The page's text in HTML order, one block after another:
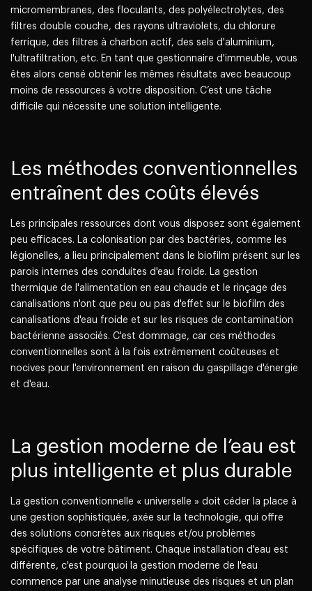
micromembranes, des floculants, des polyélectrolytes, des
filtres double couche, des rayons ultraviolets, du chlorure
ferrique, des filtres à charbon actif, des sels d'aluminium,
l'ultrafiltration, etc. En tant que gestionnaire d'immeuble, vous
êtes alors censé obtenir les mêmes résultats avec beaucoup
moins de ressources à votre disposition. C’est une tâche
difficile qui nécessite une solution intelligente.
Les méthodes conventionnelles
entraînent des coûts élevés
Les principales ressources dont vous disposez sont également
peu efficaces. La colonisation par des bactéries, comme les
légionelles, a lieu principalement dans le biofilm présent sur les
parois internes des conduites d'eau froide. La gestion
thermique de l'alimentation en eau chaude et le rinçage des
canalisations n'ont que peu ou pas d'effet sur le biofilm des
canalisations d'eau froide et sur les risques de contamination
bactérienne associés. C'est dommage, car ces méthodes
conventionnelles sont à la fois extrêmement coûteuses et
nocives pour l'environnement en raison du gaspillage d'énergie
et d'eau.
La gestion moderne de l’eau est
plus intelligente et plus durable
La gestion conventionnelle « universelle » doit céder la place à
une gestion sophistiquée, axée sur la technologie, qui offre
des solutions concrètes aux risques et/ou problèmes
spécifiques de votre bâtiment. Chaque installation d'eau est
différente, c'est pourquoi la gestion moderne de l'eau
commence par une analyse minutieuse des risques et un plan